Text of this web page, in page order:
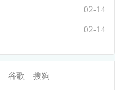
02-14
02-14
谷歌 搜狗